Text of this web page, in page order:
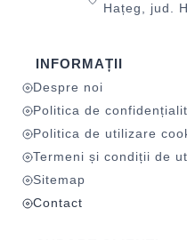
Hațeg, jud.
INFORMAȚII
Despre noi
Politica de
Politica de utilizare
Termeni și condiții de
Sitemap
Contact